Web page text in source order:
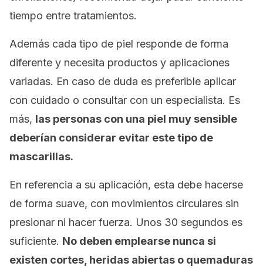
tiempo entre tratamientos.
Además cada tipo de piel responde de forma
diferente y necesita productos y aplicaciones
variadas. En caso de duda es preferible aplicar
con cuidado o consultar con un especialista. Es
más, las personas con una piel muy sensible
deberían considerar evitar este tipo de
mascarillas.
En referencia a su aplicación, esta debe hacerse
de forma suave, con movimientos circulares sin
presionar ni hacer fuerza. Unos 30 segundos es
suficiente. No deben emplearse nunca si
existen cortes, heridas abiertas o quemaduras